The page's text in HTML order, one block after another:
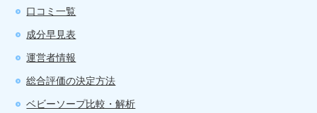
口コミ一覧
成分早見表
運営者情報
総合評価の決定方法
ベビーソープ比較・解析